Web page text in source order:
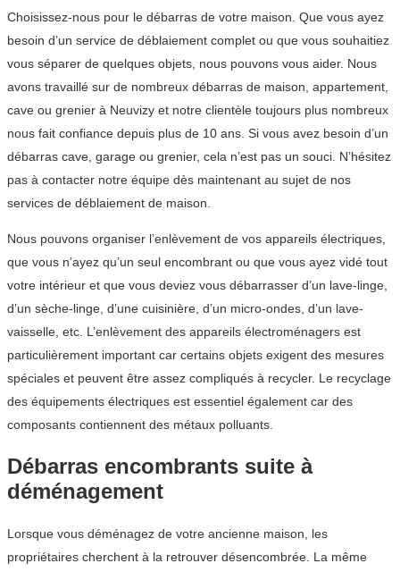
Choisissez-nous pour le débarras de votre maison. Que vous ayez
besoin d’un service de déblaiement complet ou que vous souhaitiez
vous séparer de quelques objets, nous pouvons vous aider. Nous
avons travaillé sur de nombreux débarras de maison, appartement,
cave ou grenier à Neuvizy et notre clientèle toujours plus nombreux
nous fait confiance depuis plus de 10 ans. Si vous avez besoin d’un
débarras cave, garage ou grenier, cela n’est pas un souci. N’hésitez
pas à contacter notre équipe dès maintenant au sujet de nos
services de déblaiement de maison.
Nous pouvons organiser l’enlèvement de vos appareils électriques,
que vous n’ayez qu’un seul encombrant ou que vous ayez vidé tout
votre intérieur et que vous deviez vous débarrasser d’un lave-linge,
d’un sèche-linge, d’une cuisinière, d’un micro-ondes, d’un lave-
vaisselle, etc. L’enlèvement des appareils électroménagers est
particulièrement important car certains objets exigent des mesures
spéciales et peuvent être assez compliqués à recycler. Le recyclage
des équipements électriques est essentiel également car des
composants contiennent des métaux polluants.
Débarras encombrants suite à
déménagement
Lorsque vous déménagez de votre ancienne maison, les
propriétaires cherchent à la retrouver désencombrée. La même